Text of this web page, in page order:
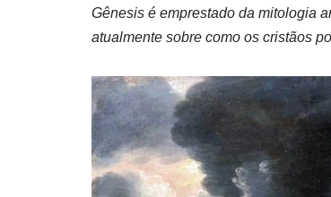
Gênesis é emprestado da mitologia
atualmente sobre como os cristãos